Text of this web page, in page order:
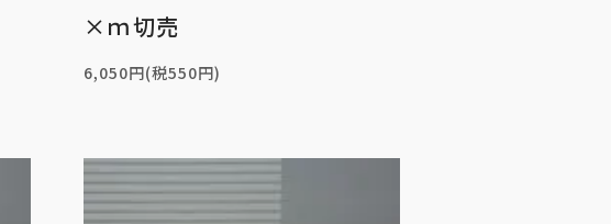
×ｍ切売
6,050円(税550円)